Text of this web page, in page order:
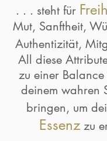
. . . steht für
Mut, Sanftheit,
Authentizität,
All diese
zu einer
deinem wahren
bringen, um
Essenzzu